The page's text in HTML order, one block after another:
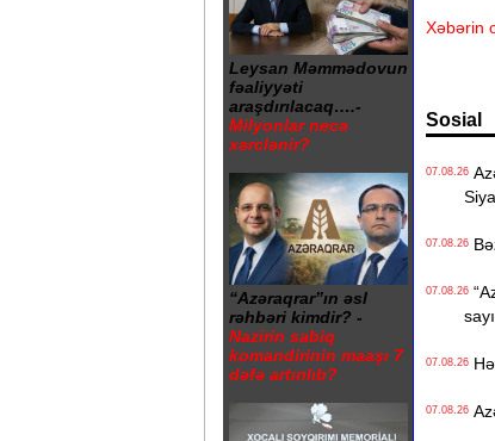
Leysan Məmmədovun
fəaliyyəti
araşdırılacaq….-
Milyonlar necə
xərclənir?
“Azəraqrar”ın əsl
rəhbəri kimdir? -
Nazirin sabiq
komandirinin maaşı 7
dəfə artırılıb?
Xəbərin
Sosial
07.08.26
07.08.26
07.08.26
07.08.26
07.08.26